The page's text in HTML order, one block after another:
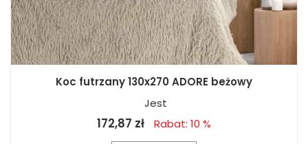
Koc futrzany 130x270 ADORE beżowy
Jest
172,87 zł Rabat: 10 %